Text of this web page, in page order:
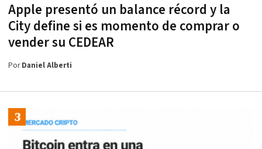
Apple presentó un balance récord y la
City define si es momento de comprar o
vender su CEDEAR
PorDaniel Alberti